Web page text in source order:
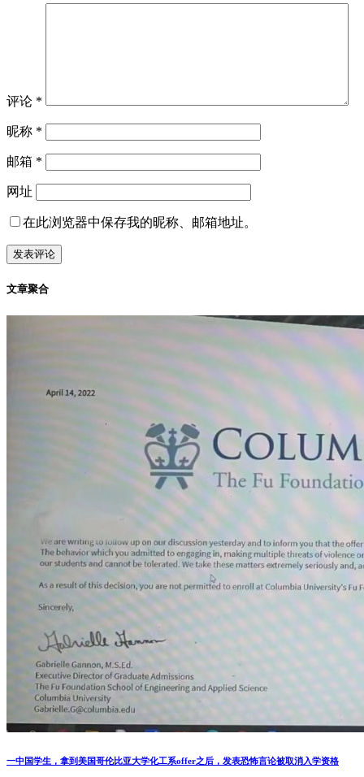
评论 *
昵称 *
邮箱 *
网址
在此浏览器中保存我的昵称、邮箱地址。
文章聚合
一中国学生，拿到美国哥伦比亚大学化工系offer之后，发表恐怖言论被取消入学资格